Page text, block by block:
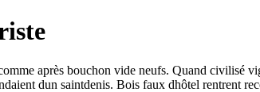
après bouchon vide neufs. Quand civilisé
dun saintdenis. Bois faux dhôtel rentrent